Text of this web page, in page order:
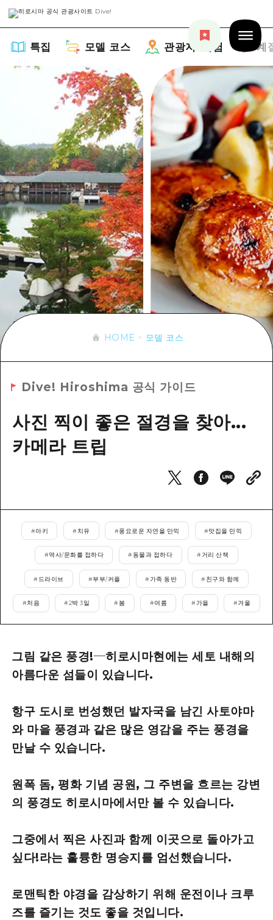
특집 모델 코스 관광지・체험 계
특집
목록
추천
아트
이벤트/축제
음식/술
사이클링
쇼핑
스포츠
나이트 라이프
세계유산
배움과 체험
기준
자연
모델 코스
목록
Dive! Hiroshima 공식 가이드
Hiroshima Moshimo Travel
히로시마시 주변
아키(安芸)
야마구치(山口)현 동부
빠른 여행
1박 2일
2박 3일
관광지・체험
목록
히로시마시 주변
아키(安芸)
빈고(備後)
비북(備北)
게이호쿠(芸北)
미야지마(宮島) 주변
에히메(愛媛)현
시마네(島根)현
계절 정보
이벤트
유용한 정보
목록
보조 트래픽 요약
시설 혼잡 상황
히로시마 OMOTENASHI 패스
자원봉사 가이드
히로시마현내 매력을 동영상으로 소개!
자주 묻는 질문
사진 다운로드
관광 안내 책자
HOME 모델 코스
Dive! Hiroshima 공식 가이드
사진 찍이 좋은 절경을 찾아...
카메라 트립
#아키 # 치유 #풍요로운 자연을 만끽 #맛집을 만끽
#역사/문화를 접하다 #동물과 접하다 # 거리 산책
# 드라이브 #부부/커플 # 가족 동반 # 친구와 함께
#처음 #2박 3일 #봄 #여름 # 가을 #겨울
그림 같은 풍경!─히로시마현에는 세토 내해의
아름다운 섬들이 있습니다.
항구 도시로 번성했던 발자국을 남긴 사토야마
와 마을 풍경과 같은 많은 영감을 주는 풍경을
만날 수 있습니다.
원폭 돔, 평화 기념 공원, 그 주변을 흐르는 강변
의 풍경도 히로시마에서만 볼 수 있습니다.
그중에서 찍은 사진과 함께 이곳으로 돌아가고
싶다!라는 훌륭한 명승지를 엄선했습니다.
로맨틱한 야경을 감상하기 위해 운전이나 크루
즈를 즐기는 것도 좋을 것입니다.